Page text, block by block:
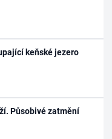
keňské jezero
Působivé zatmění